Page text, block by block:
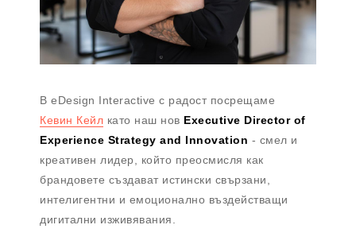
В eDesign Interactive с радост посрещаме
Кевин Кейл като наш нов Executive Director of
Experience Strategy and Innovation - смел и
креативен лидер, който преосмисля как
брандовете създават истински свързани,
интелигентни и емоционално въздействащи
дигитални изживявания.